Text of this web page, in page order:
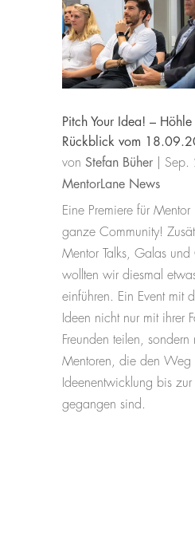
Pitch Your Idea! –
Rückblick vom
vonStefan Büher
MentorLane News
Eine Premiere für
ganze Community!
Mentor Talks, Galas und
wollten wir diesmal
einführen. Ein Event mit
Ideen nicht nur mit ihrer
Freunden teilen,
Mentoren, die den Weg
Ideenentwicklung bis
gegangen sind.